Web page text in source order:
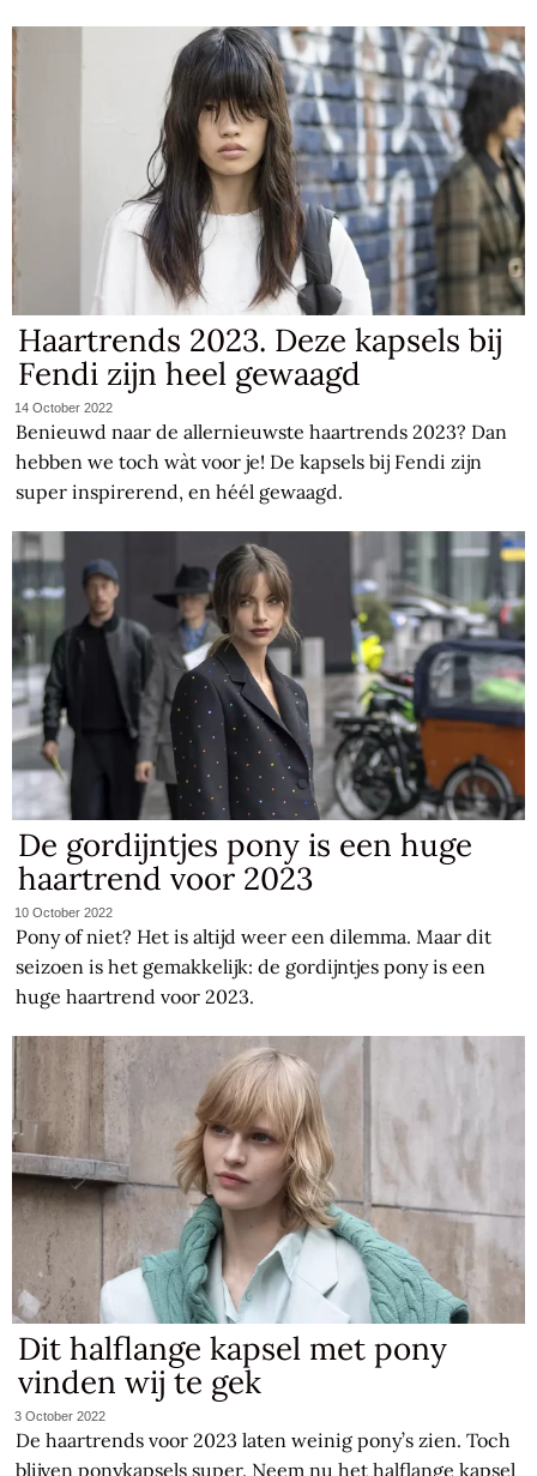
Haartrends 2023. Deze kapsels bij
Fendi zijn heel gewaagd
14 October 2022
Benieuwd naar de allernieuwste haartrends 2023? Dan
hebben we toch wàt voor je! De kapsels bij Fendi zijn
super inspirerend, en héél gewaagd.
De gordijntjes pony is een huge
haartrend voor 2023
10 October 2022
Pony of niet? Het is altijd weer een dilemma. Maar dit
seizoen is het gemakkelijk: de gordijntjes pony is een
huge haartrend voor 2023.
Dit halflange kapsel met pony
vinden wij te gek
3 October 2022
De haartrends voor 2023 laten weinig pony’s zien. Toch
blijven ponykapsels super. Neem nu het halflange kapsel